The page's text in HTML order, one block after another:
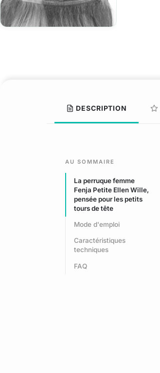
DESCRIPTION
AU SOMMAIRE
La perruque femme
Fenja Petite Ellen Wille,
pensée pour les petits
tours de tête
Mode d'emploi
Caractéristiques
techniques
FAQ